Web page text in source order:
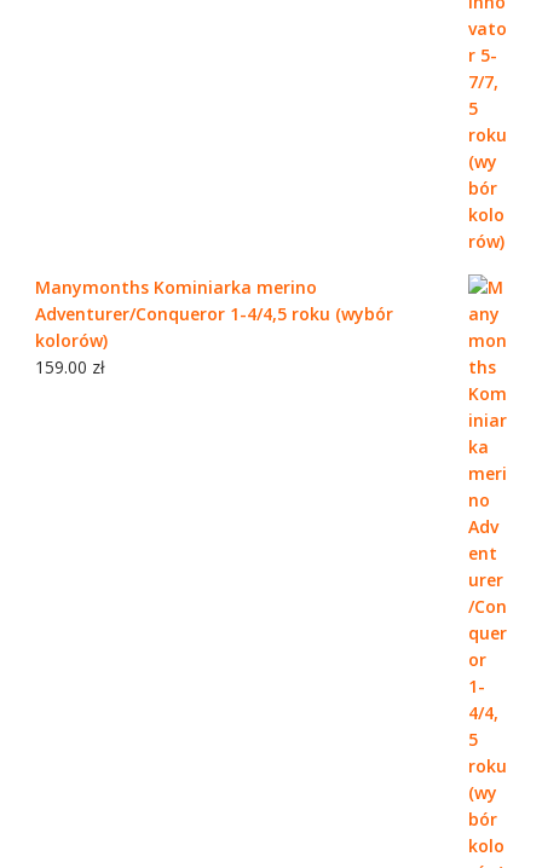
Manymonths Kominiarka merino
Adventurer/Conqueror 1-4/4,5 roku (wybór
kolorów)
159.00 zł